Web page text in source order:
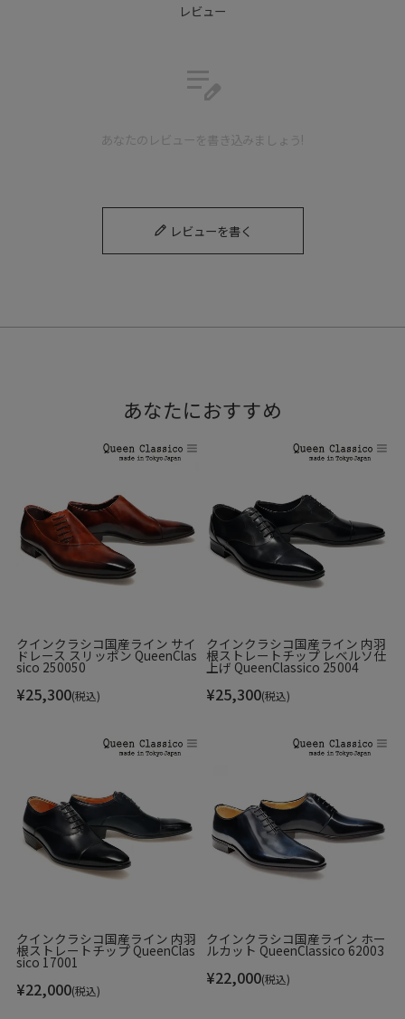
WREN'S
WREN'S(ウレンズ)とは、1889年にWilliam Edward Wrenが靴の聖地、
イギリスのノーサンプトンにて設立したシューケアブランドです。
当初はシューポリッシュを生産し、その優れた品質によって徐々にシ
ューケアブランドとしての地位を確立していきました。
ランドへと飛躍しました。
た。
1936～1952年の間、国王ジョージ6世により第二次世界大戦中の王立
軍用ポリッシュの供給ブランドに指定され、Royal Warrant（英国王室
御用達）に認定されます。
シューケアブランドとして、非常に高い地位を獲得しました。
このブランドの商品一覧 >>
レビュー
edit_note
あなたのレビューを書き込みましょう!
レビューを書く
あなたにおすすめ
クインクラシコ国産ライン サイ
ドレース スリッポン QueenClas
sico 250050
¥25,300(税込)
クインクラシコ国産ライン 内羽
根ストレートチップ レベルソ仕
上げ QueenClassico 25004
¥25,300(税込)
クインクラシコ国産ライン 内羽
根ストレートチップ QueenClas
sico 17001
¥22,000(税込)
クインクラシコ国産ライン ホー
ルカット QueenClassico 62003
¥22,000(税込)